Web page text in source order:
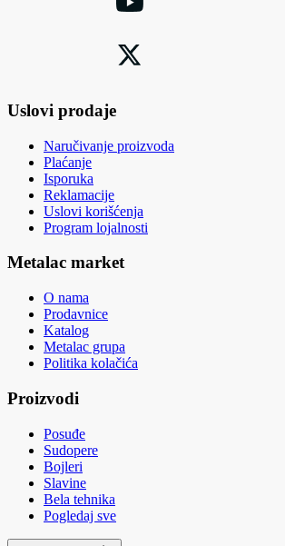
Uslovi prodaje
Naručivanje proizvoda
Plaćanje
Isporuka
Reklamacije
Uslovi korišćenja
Program lojalnosti
Metalac market
O nama
Prodavnice
Katalog
Metalac grupa
Politika kolačića
Proizvodi
Posuđe
Sudopere
Bojleri
Slavine
Bela tehnika
Pogledaj sve